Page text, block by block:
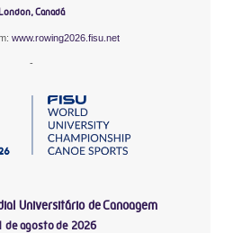
London, Canadá
www.rowing2026.fisu.net
-
Universitário de Canoagem
de agosto de 2026